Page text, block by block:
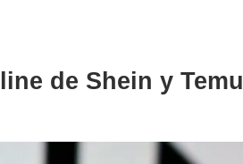
de Shein y Temu